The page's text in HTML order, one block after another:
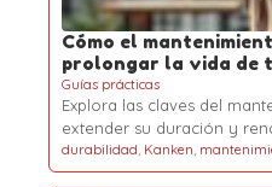
Cómo el
prolongar la vida de
Guías prácticas
Explora las claves del
extender su duración y
durabilidad, Kanken,